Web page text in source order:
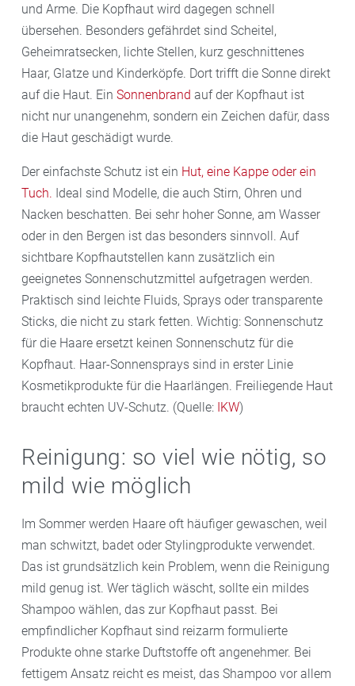
und Arme. Die Kopfhaut wird dagegen schnell
übersehen. Besonders gefährdet sind Scheitel,
Geheimratsecken, lichte Stellen, kurz geschnittenes
Haar, Glatze und Kinderköpfe. Dort trifft die Sonne direkt
auf die Haut. Ein Sonnenbrand auf der Kopfhaut ist
nicht nur unangenehm, sondern ein Zeichen dafür, dass
die Haut geschädigt wurde.
Der einfachste Schutz ist ein Hut, eine Kappe oder ein
Tuch. Ideal sind Modelle, die auch Stirn, Ohren und
Nacken beschatten. Bei sehr hoher Sonne, am Wasser
oder in den Bergen ist das besonders sinnvoll. Auf
sichtbare Kopfhautstellen kann zusätzlich ein
geeignetes Sonnenschutzmittel aufgetragen werden.
Praktisch sind leichte Fluids, Sprays oder transparente
Sticks, die nicht zu stark fetten. Wichtig: Sonnenschutz
für die Haare ersetzt keinen Sonnenschutz für die
Kopfhaut. Haar-Sonnensprays sind in erster Linie
Kosmetikprodukte für die Haarlängen. Freiliegende Haut
braucht echten UV-Schutz. (Quelle: IKW)
Reinigung: so viel wie nötig, so
mild wie möglich
Im Sommer werden Haare oft häufiger gewaschen, weil
man schwitzt, badet oder Stylingprodukte verwendet.
Das ist grundsätzlich kein Problem, wenn die Reinigung
mild genug ist. Wer täglich wäscht, sollte ein mildes
Shampoo wählen, das zur Kopfhaut passt. Bei
empfindlicher Kopfhaut sind reizarm formulierte
Produkte ohne starke Duftstoffe oft angenehmer. Bei
fettigem Ansatz reicht es meist, das Shampoo vor allem